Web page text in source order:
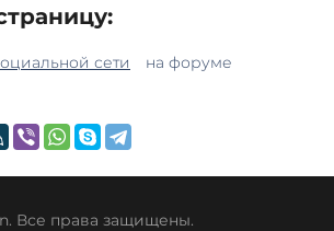
сети
на форуме
Все права защищены.